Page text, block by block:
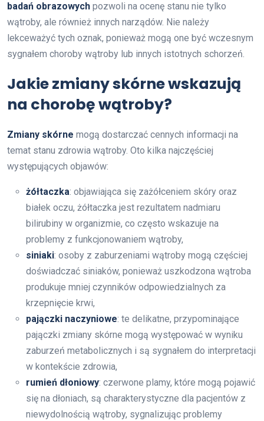
badań obrazowych pozwoli na ocenę stanu nie tylko
wątroby, ale również innych narządów. Nie należy
lekceważyć tych oznak, ponieważ mogą one być wczesnym
sygnałem choroby wątroby lub innych istotnych schorzeń.
Jakie zmiany skórne wskazują
na chorobę wątroby?
Zmiany skórne mogą dostarczać cennych informacji na
temat stanu zdrowia wątroby. Oto kilka najczęściej
występujących objawów:
żółtaczka: objawiająca się zażółceniem skóry oraz
białek oczu, żółtaczka jest rezultatem nadmiaru
bilirubiny w organizmie, co często wskazuje na
problemy z funkcjonowaniem wątroby,
siniaki: osoby z zaburzeniami wątroby mogą częściej
doświadczać siniaków, ponieważ uszkodzona wątroba
produkuje mniej czynników odpowiedzialnych za
krzepnięcie krwi,
pajączki naczyniowe: te delikatne, przypominające
pajączki zmiany skórne mogą występować w wyniku
zaburzeń metabolicznych i są sygnałem do interpretacji
w kontekście zdrowia,
rumień dłoniowy: czerwone plamy, które mogą pojawić
się na dłoniach, są charakterystyczne dla pacjentów z
niewydolnością wątroby, sygnalizując problemy